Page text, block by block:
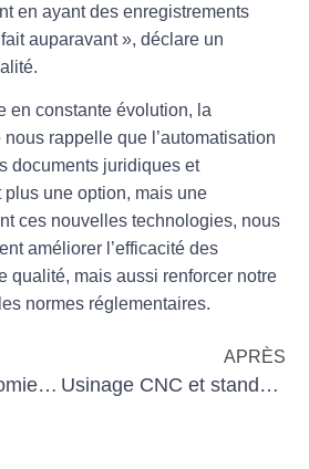
en ayant des enregistrements
auparavant », déclare un
en constante évolution, la
nous rappelle que l’automatisation
documents juridiques et
une option, mais une
ces nouvelles technologies, nous
améliorer l’efficacité des
qualité, mais aussi renforcer notre
normes réglementaires.
Réaliser des économies d’échelle avec l’usinage cnc
APRÈS
Usinage CNC et standardisation : quels enjeux ?